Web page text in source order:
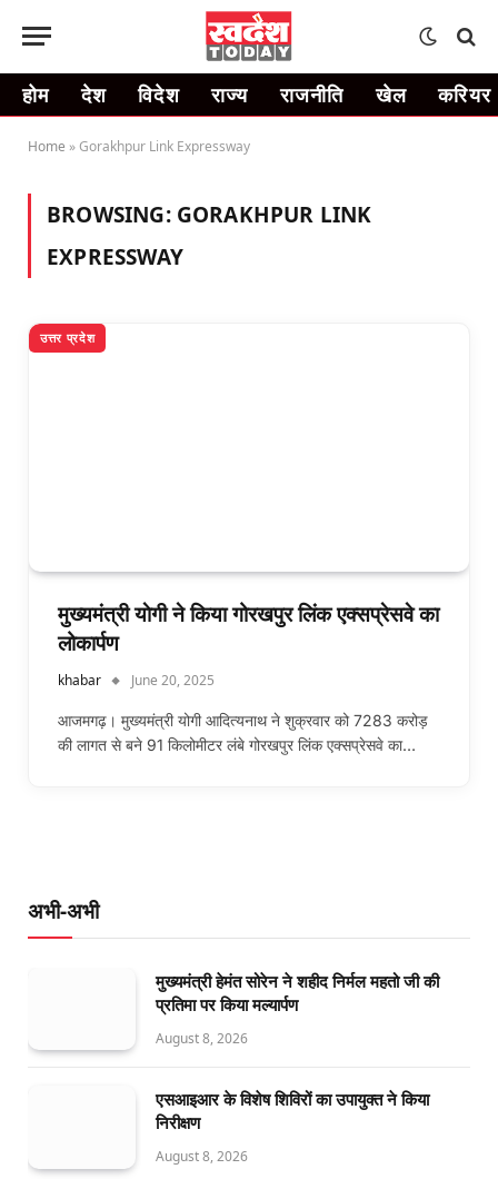
होम देश विदेश राज्य राजनीति खेल करियर
Home »Gorakhpur Link Expressway
BROWSING: GORAKHPUR LINK
EXPRESSWAY
उत्तर प्रदेश
मुख्यमंत्री याेगी ने किया गोरखपुर लिंक एक्सप्रेसवे का
लोकार्पण
khabar June 20, 2025
आजमगढ़। मुख्यमंत्री योगी आदित्यनाथ ने शुक्रवार को 7283 करोड़
की लागत से बने 91 किलोमीटर लंबे गोरखपुर लिंक एक्सप्रेसवे का…
अभी-अभी
मुख्यमंत्री हेमंत सोरेन ने शहीद निर्मल महतो जी की
प्रतिमा पर किया मल्यार्पण
August 8, 2026
एसआइआर के विशेष शिविरों का उपायुक्त ने किया
निरीक्षण
August 8, 2026